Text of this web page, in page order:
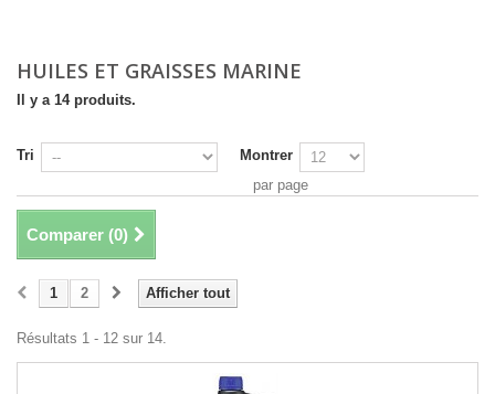
HUILES ET GRAISSES MARINE
Il y a 14 produits.
Tri
Montrer
par page
Comparer (0)
Afficher tout
1 2
Résultats 1 - 12 sur 14.